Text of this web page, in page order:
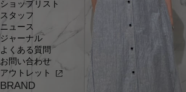
ショップリスト
スタッフ
ニュース
ジャーナル
よくある質問
お問い合わせ
アウトレット
BRAND